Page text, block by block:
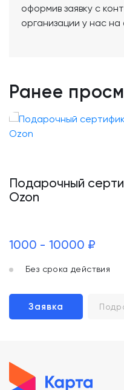
оформив заявку с
организации у нас на
Ранее
Подарочный
Ozon
1000 - 10000 ₽
Без срока действия
Заявка